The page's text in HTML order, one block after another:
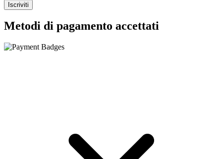
Iscriviti
Metodi di pagamento accettati